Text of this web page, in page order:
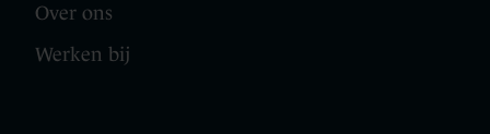
Over ons
Werken bij